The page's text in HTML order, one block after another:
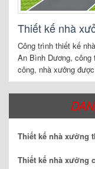
Thiết kế nhà
Công trình thiết kế
An Bình Dương,
công, nhà xưởng
Thiết kế nhà xưởng
Thiết kế nhà xưởng